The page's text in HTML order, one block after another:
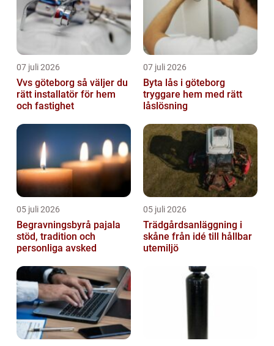
07 juli 2026
Vvs göteborg så väljer du
rätt installatör för hem
och fastighet
07 juli 2026
Byta lås i göteborg
tryggare hem med rätt
låslösning
05 juli 2026
Begravningsbyrå pajala
stöd, tradition och
personliga avsked
05 juli 2026
Trädgårdsanläggning i
skåne från idé till hållbar
utemiljö